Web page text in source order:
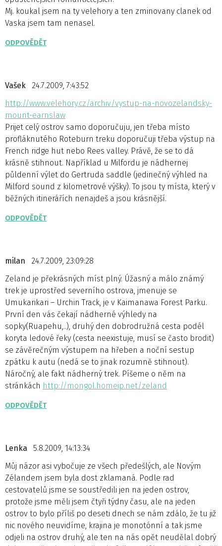
Mj. koukal jsem na ty velehory a ten zminovany clanek od
Vaska jsem tam nenasel.
ODPOVĚDĚT
Vašek
24.7.2009, 7:43:52
http://www.velehory.cz/archiv/vystup-na-novozelandsky-
mount-earnslaw
Prijet celý ostrov samo doporučuju, jen třeba místo
profláknutého Roteburn treku doporučuji třeba výstup na
French ridge hut nebo Rees valley. Právě, že se to dá
krásně stihnout. Například u Milfordu je nádhernej
půldenní výlet do Gertruda saddle (jedinečný výhled na
Milford sound z kilometrové výšky). To jsou ty místa, který v
běžných itinerářích nenajdeš a jsou krásnější.
ODPOVĚDĚT
milan
24.7.2009, 23:09:28
Zeland je překrásných míst plný. Úžasný a málo známý
trek je uprostřed severního ostrova, jmenuje se
Umukarikari – Urchin Track, je v Kaimanawa Forest Parku.
První den vás čekají nádherné výhledy na
sopky(Ruapehu,..), druhý den dobrodružná cesta podél
koryta ledové řeky (cesta neexistuje, musí se často brodit)
se závěrečným výstupem na hřeben a noční sestup
zpátku k autu (nedá se to jinak rozumně stihnout).
Náročný, ale fakt nádherný trek. Píšeme o něm na
stránkách http://mongol.homeip.net/zeland
ODPOVĚDĚT
Lenka
5.8.2009, 14:13:34
Můj názor asi vybočuje ze všech předešlých, ale Novým
Zélandem jsem byla dost zklamaná. Podle rad
cestovatelů jsme se soustředili jen na jeden ostrov,
protože jsme měli jsem čtyři týdny času, ale na jeden
ostrov to bylo příliš po deseti dnech se nám zdálo, že tu již
nic nového neuvidíme, krajina je monotónní a tak jsme
odjeli na ostrov druhý, ale ten na nás opět neudělal dobrý